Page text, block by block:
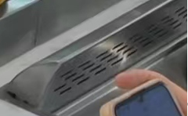
选购旋转小火锅设备供货商
题？ 随着回转餐饮模式的持...
2026年回转寿司开
务回转寿司设备去哪找